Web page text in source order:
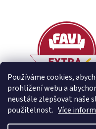
Používáme cookies,
prohlížení webu a
neustále zlepšovat naše
použitelnost. Více